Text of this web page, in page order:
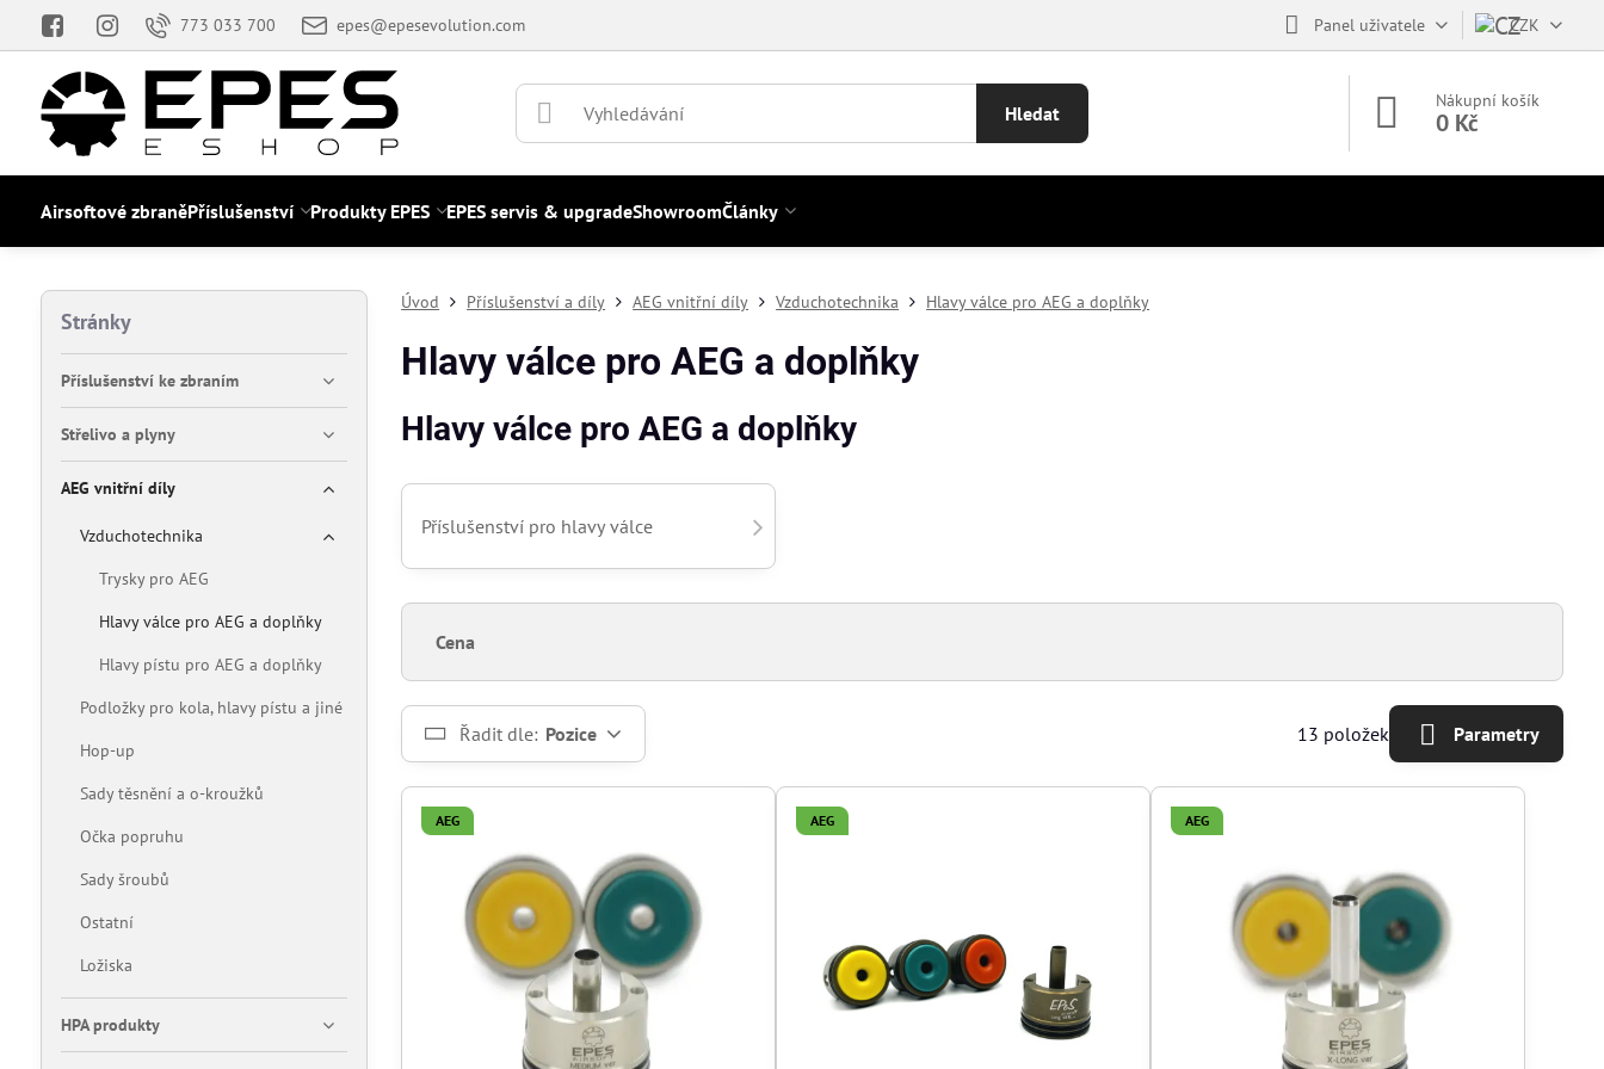
773 033 700 epes@epesevolution.com Panel uživatele CZK
Hledat
Nákupní košík
0 Kč
Airsoftové zbraněPříslušenství Produkty EPES EPES servis & upgradeShowroomČlánky
Úvod Příslušenství a díly AEG vnitřní díly Vzduchotechnika Hlavy válce pro AEG a doplňky
Hlavy válce pro AEG a doplňky
Hlavy válce pro AEG a doplňky
Příslušenství pro hlavy válce
Řadit dle: Pozice 13 položek Parametry
AEG AEG AEG
Cena
Stránky
Příslušenství ke zbraním
Střelivo a plyny
AEG vnitřní díly
Vzduchotechnika
Trysky pro AEG
Hlavy válce pro AEG a doplňky
Hlavy pístu pro AEG a doplňky
Podložky pro kola, hlavy pístu a jiné
Hop-up
Sady těsnění a o-kroužků
Očka popruhu
Sady šroubů
Ostatní
Ložiska
HPA produkty